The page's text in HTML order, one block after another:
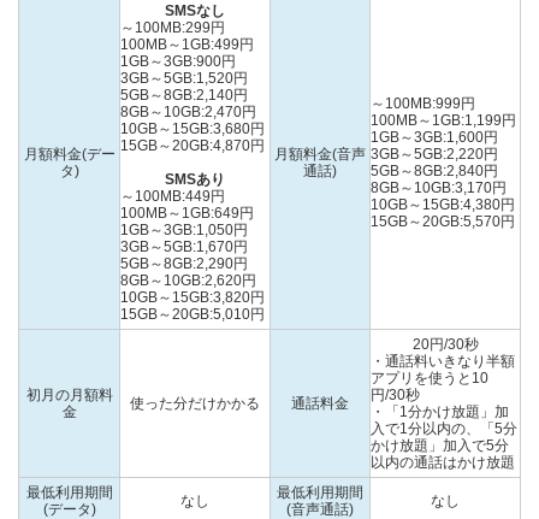
月額料金(デー
タ)
SMSなし
～100MB:299円
100MB～1GB:499円
1GB～3GB:900円
3GB～5GB:1,520円
5GB～8GB:2,140円
8GB～10GB:2,470円
10GB～15GB:3,680円
15GB～20GB:4,870円
SMSあり
～100MB:449円
100MB～1GB:649円
1GB～3GB:1,050円
3GB～5GB:1,670円
5GB～8GB:2,290円
8GB～10GB:2,620円
10GB～15GB:3,820円
15GB～20GB:5,010円
月額料金(音声
通話)
～100MB:999円
100MB～1GB:1,199円
1GB～3GB:1,600円
3GB～5GB:2,220円
5GB～8GB:2,840円
8GB～10GB:3,170円
10GB～15GB:4,380円
15GB～20GB:5,570円
初月の月額料
金
使った分だけかかる 通話料金
20円/30秒
・通話料いきなり半額
アプリを使うと10
円/30秒
・「1分かけ放題」加
入で1分以内の、「5分
かけ放題」加入で5分
以内の通話はかけ放題
最低利用期間
(データ)
なし
最低利用期間
(音声通話)
なし